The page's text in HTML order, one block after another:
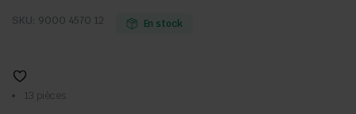
SKU: 9000 4570 12 En stock
13 pièces